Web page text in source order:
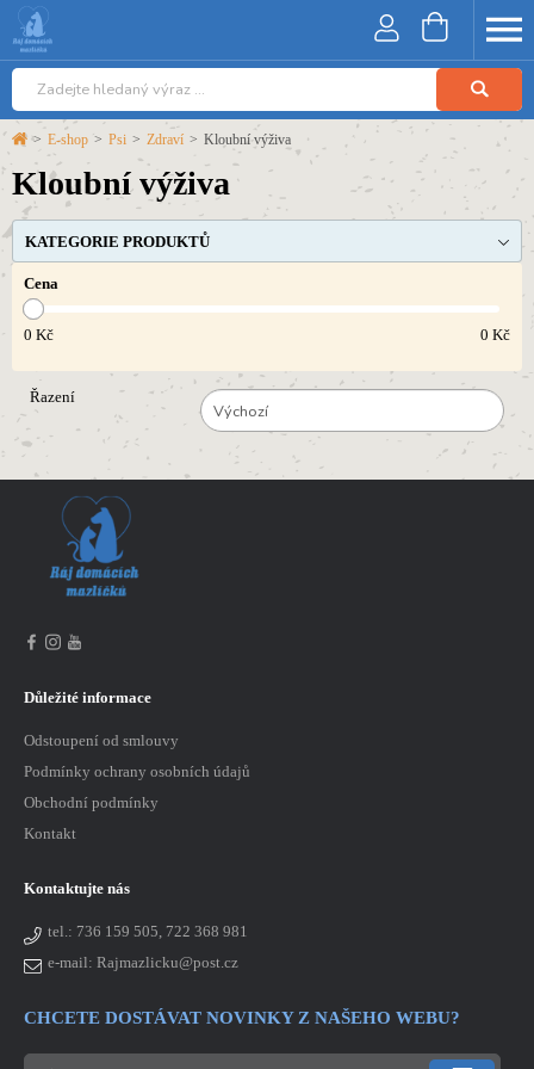
> E-shop > Psi > Zdraví > Kloubní výživa
Kloubní výživa
KATEGORIE PRODUKTŮ
Cena
0 Kč 0 Kč
Řazení
Výchozí
Důležité informace
Odstoupení od smlouvy
Podmínky ochrany osobních údajů
Obchodní podmínky
Kontakt
Kontaktujte nás
tel.: 736 159 505, 722 368 981
e-mail: Rajmazlicku@post.cz
CHCETE DOSTÁVAT NOVINKY Z NAŠEHO WEBU?